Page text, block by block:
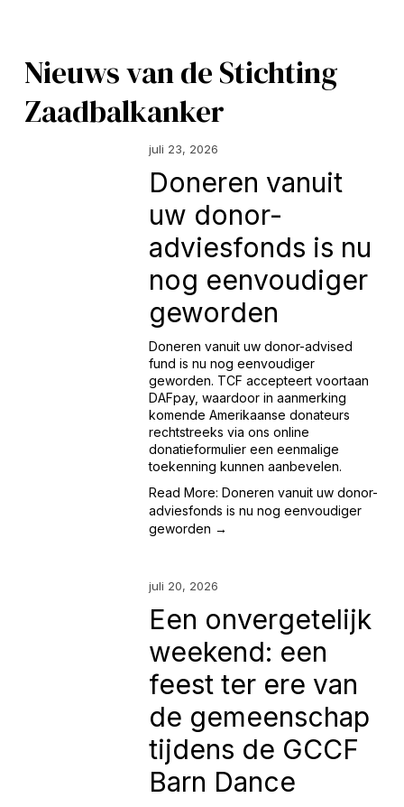
Nieuws van de Stichting
Zaadbalkanker
juli 23, 2026
Doneren vanuit
uw donor-
adviesfonds is nu
nog eenvoudiger
geworden
Doneren vanuit uw donor-advised
fund is nu nog eenvoudiger
geworden. TCF accepteert voortaan
DAFpay, waardoor in aanmerking
komende Amerikaanse donateurs
rechtstreeks via ons online
donatieformulier een eenmalige
toekenning kunnen aanbevelen.
Read More: Doneren vanuit uw donor-
adviesfonds is nu nog eenvoudiger
geworden →
juli 20, 2026
Een onvergetelijk
weekend: een
feest ter ere van
de gemeenschap
tijdens de GCCF
Barn Dance